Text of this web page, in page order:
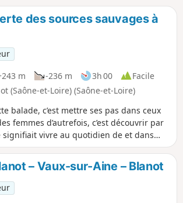
des sources sauvages à
m -236 m 3h 00
Facile
(Saône-et-Loire) (Saône-et-Loire)
balade, c’est mettre ses pas dans ceux
femmes d’autrefois, c’est découvrir par
signifiait vivre au quotidien de et dans
nécessaire à sa domestication se sent
traversés : les murets en pierres
les chemins érigés patiemment, les
le linge si régulièrement frotté, la vigne
– Vaux-sur-Aine – Blanot